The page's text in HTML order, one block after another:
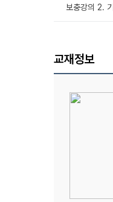
보충강의 2.
교재정보